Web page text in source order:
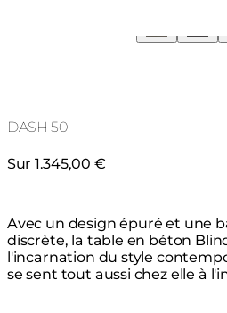
DASH 50
Sur 1.345,00 €
Avec un design épuré et une
discrète, la table en béton
l'incarnation du style
se sent tout aussi chez elle à